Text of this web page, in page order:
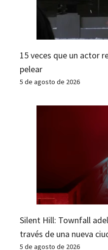
15 veces que un actor
pelear
5 de agosto de 2026
Silent Hill: Townfall
través de una nueva
5 de agosto de 2026